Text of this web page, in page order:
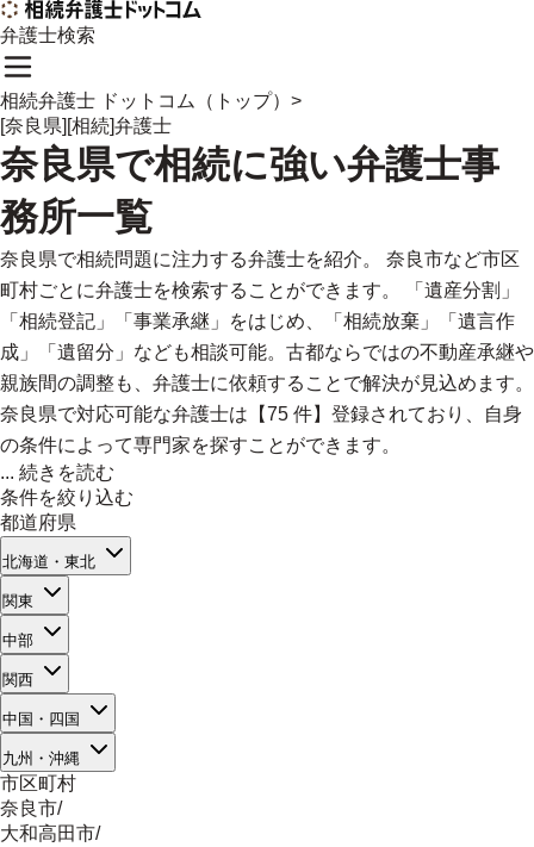
弁護士検索
相続弁護士 ドットコム（トップ） >
[奈良県][相続]弁護士
奈良県で相続に強い弁護士事
務所一覧
奈良県で相続問題に注力する弁護士を紹介。 奈良市など市区
町村ごとに弁護士を検索することができます。 「遺産分割」
「相続登記」「事業承継」をはじめ、「相続放棄」「遺言作
成」「遺留分」なども相談可能。古都ならではの不動産承継や
親族間の調整も、弁護士に依頼することで解決が見込めます。
奈良県で対応可能な弁護士は【75 件】登録されており、自身
の条件によって専門家を探すことができます。
... 続きを読む
条件を絞り込む
都道府県
北海道・東北
関東
中部
関西
中国・四国
九州・沖縄
市区町村
奈良市/
大和高田市/